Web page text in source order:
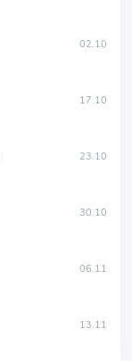
02.10
17.10
23.10
30.10
06.11
13.11